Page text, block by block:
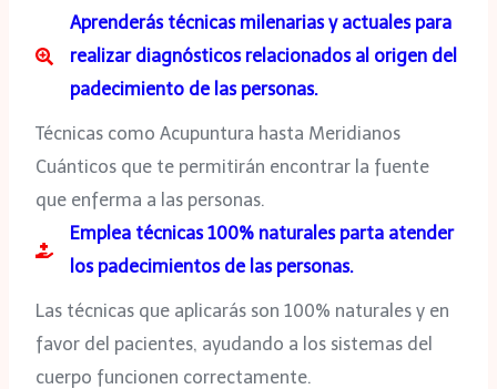
Aprenderás técnicas milenarias y actuales para
realizar diagnósticos relacionados al origen del
padecimiento de las personas.
Técnicas como Acupuntura hasta Meridianos
Cuánticos que te permitirán encontrar la fuente
que enferma a las personas.
Emplea técnicas 100% naturales parta atender
los padecimientos de las personas.
Las técnicas que aplicarás son 100% naturales y en
favor del pacientes, ayudando a los sistemas del
cuerpo funcionen correctamente.